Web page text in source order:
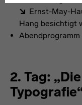
Ernst-May-
Hang besichtigt
2. Tag: